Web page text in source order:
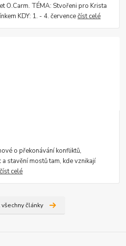
O.Carm. TÉMA: Stvořeni pro Krista
KDY: 1. - 4. červencečíst celé
o překonávání konfliktů,
stavění mostů tam, kde vznikají
číst celé
články